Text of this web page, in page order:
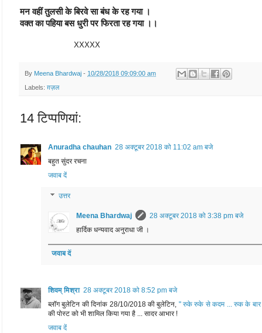
मन वहीं तुलसी के बिरवे सा बंध के रह गया ।
वक्त का पहिया बस धुरी पर फिरता रह गया ।।
XXXXX
By Meena Bhardwaj - 10/28/2018 09:09:00 am
Labels: ग़ज़ल
14 टिप्‍पणियां:
Anuradha chauhan 28 अक्टूबर 2018 को 11:02 am बजे
बहुत सुंदर रचना
जवाब दें
उत्तर
Meena Bhardwaj
28 अक्टूबर 2018 को 3:38 pm बजे
हार्दिक धन्यवाद अनुराधा जी ।
जवाब दें
शिवम् मिश्रा 28 अक्टूबर 2018 को 8:52 pm बजे
ब्लॉग बुलेटिन की दिनांक 28/10/2018 की बुलेटिन, " रुके रुके से कदम ... रुक के बार
की पोस्ट को भी शामिल किया गया है ... सादर आभार !
जवाब दें